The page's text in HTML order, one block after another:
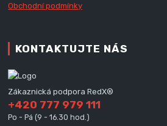
Obchodní podmínky
KONTAKTUJTE NÁS
Zákaznická podpora RedX®
+420 777 979 111
Po - Pá (9 - 16.30 hod.)